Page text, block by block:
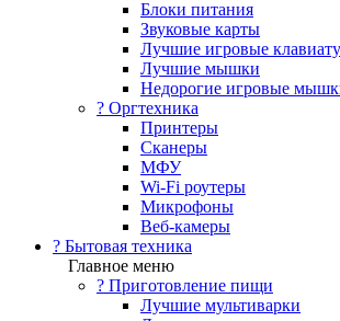
Блоки питания
Звуковые карты
Лучшие игровые
Лучшие мышки
Недорогие игровые
?️ Оргтехника
Принтеры
Сканеры
МФУ
Wi-Fi роутеры
Микрофоны
Веб-камеры
? Бытовая техника
Главное меню
? Приготовление пищи
Лучшие мультиварки